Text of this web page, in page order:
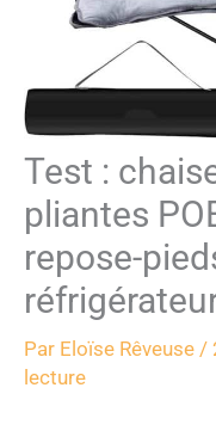
Test :
pliantes
repose-
Par Eloïse Rêveuse /
lecture